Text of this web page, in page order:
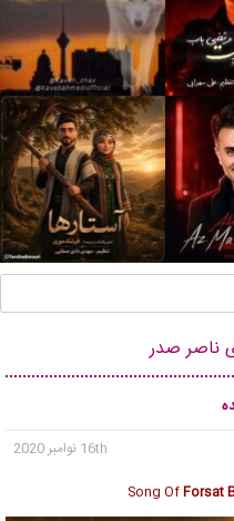
ناصر صدر
16th نوامبر 2020
Song OfForsat